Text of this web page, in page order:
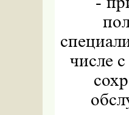
числе